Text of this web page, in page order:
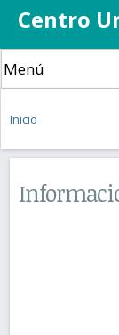
Centro
Se encuentra
Inicio